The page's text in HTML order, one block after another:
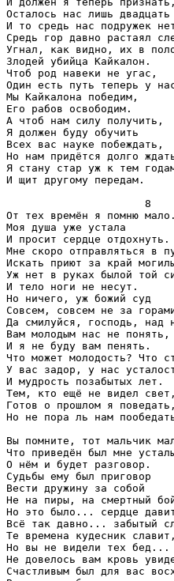
Осталось нас лишь двадцать
И то средь нас подружек
Средь гор давно растаял
Угнал, как видно, их в
Злодей убийца Кайкалон.
Чтоб род навеки не угас,
Один есть путь теперь у
Мы Кайкалона победим,
Его рабов освободим.
А чтоб нам силу получить,
Я должен буду обучить
Всех вас науке побеждать,
Но нам придётся долго
Я стану стар уж к тем
И щит другому передам.
                      8
От тех времён я помню мало.
Моя душа уже устала
И просит сердце отдохнуть.
Мне скоро отправляться в
Искать приют за край
Уж нет в руках былой той
И тело ноги не несут.
Но ничего, уж божий суд
Совсем, совсем не за
Да смилуйся, господь, над
Вам молодым нас не понять,
И я не буду вам пенять.
Что может молодость? Что
У вас задор, у нас
И мудрость позабытых лет.
Тем, кто ещё не видел свет,
Готов о прошлом я поведать,
Но не пора ль нам
Вы помните, тот мальчик
Что приведён был мне
О нём и будет разговор.
Судьбы ему был приговор
Вести дружину за собой
Не на пиры, на смертный
Но это было... сердце
Всё так давно... забытый
Те времена кудесник славит,
Но вы не
Не довелось вам кровь
Счастливым был для вас